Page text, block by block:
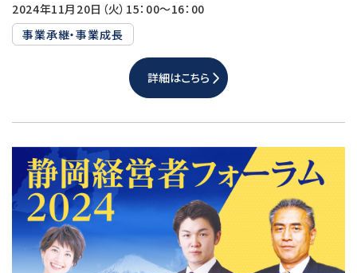
2024年11月20日（火）15：00～16：00
事業承継・事業成長
詳細はこちら